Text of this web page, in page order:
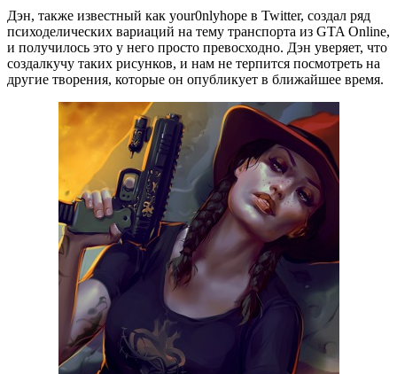
Дэн, также известный как your0nlyhope в Twitter, создал ряд
психоделических вариаций на тему транспорта из GTA Online,
и получилось это у него просто превосходно. Дэн уверяет, что
создалкучу таких рисунков, и нам не терпится посмотреть на
другие творения, которые он опубликует в ближайшее время.